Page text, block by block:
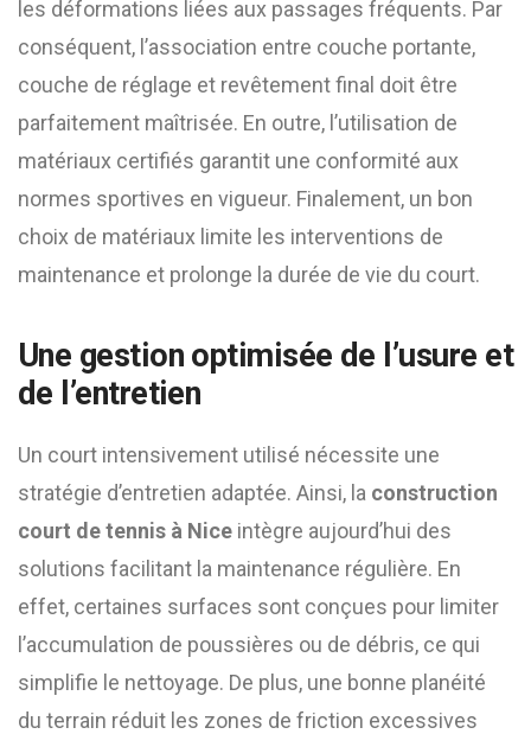
les déformations liées aux passages fréquents. Par
conséquent, l’association entre couche portante,
couche de réglage et revêtement final doit être
parfaitement maîtrisée. En outre, l’utilisation de
matériaux certifiés garantit une conformité aux
normes sportives en vigueur. Finalement, un bon
choix de matériaux limite les interventions de
maintenance et prolonge la durée de vie du court.
Une gestion optimisée de l’usure et
de l’entretien
Un court intensivement utilisé nécessite une
stratégie d’entretien adaptée. Ainsi, la construction
court de tennis à Nice intègre aujourd’hui des
solutions facilitant la maintenance régulière. En
effet, certaines surfaces sont conçues pour limiter
l’accumulation de poussières ou de débris, ce qui
simplifie le nettoyage. De plus, une bonne planéité
du terrain réduit les zones de friction excessives